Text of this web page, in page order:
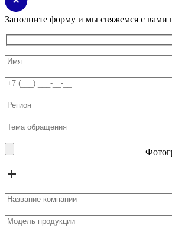
Заполните форму и мы свяжемся с вами